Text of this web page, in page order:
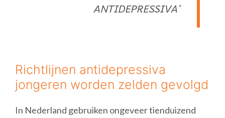
ANTIDEPRESSIVA’
Richtlijnen antidepressiva
jongeren worden zelden gevolgd
In Nederland gebruiken ongeveer tienduizend